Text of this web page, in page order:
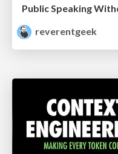
reverentgeek